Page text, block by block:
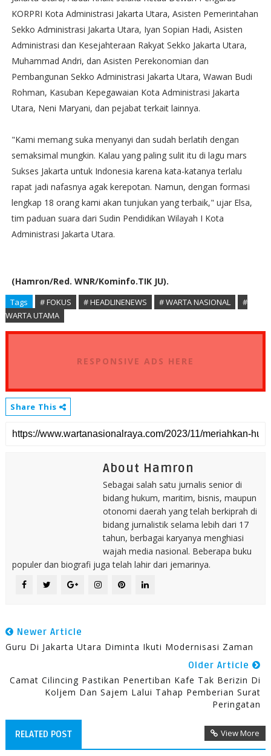
KORPRI Kota Administrasi Jakarta Utara, Asisten Pemerintahan
Sekko Administrasi Jakarta Utara, Iyan Sopian Hadi, Asisten
Administrasi dan Kesejahteraan Rakyat Sekko Jakarta Utara,
Muhammad Andri, dan Asisten Perekonomian dan
Pembangunan Sekko Administrasi Jakarta Utara, Wawan Budi
Rohman, Kasuban Kepegawaian Kota Administrasi Jakarta
Utara, Neni Maryani, dan pejabat terkait lainnya.
"Kami memang suka menyanyi dan sudah berlatih dengan
semaksimal mungkin. Kalau yang paling sulit itu di lagu mars
Sukses Jakarta untuk Indonesia karena kata-katanya terlalu
rapat jadi nafasnya agak kerepotan. Namun, dengan formasi
lengkap 18 orang kami akan tunjukan yang terbaik," ujar Elsa,
tim paduan suara dari Sudin Pendidikan Wilayah I Kota
Administrasi Jakarta Utara.
(Hamron/Red. WNR/Kominfo.TIK JU).
Tags # FOKUS # HEADLINENEWS # WARTA NASIONAL
#
WARTA UTAMA
RESPONSIVE ADS HERE
Share This
About Hamron
Sebagai salah satu jurnalis senior di
bidang hukum, maritim, bisnis, maupun
otonomi daerah yang telah berkiprah di
bidang jurnalistik selama lebih dari 17
tahun, berbagai karyanya menghiasi
wajah media nasional. Beberapa buku
populer dan biografi juga telah lahir dari jemarinya.
Newer Article
Guru Di Jakarta Utara Diminta Ikuti Modernisasi Zaman
Older Article
Camat Cilincing Pastikan Penertiban Kafe Tak Berizin Di
Koljem Dan Sajem Lalui Tahap Pemberian Surat
Peringatan
RELATED POST View More